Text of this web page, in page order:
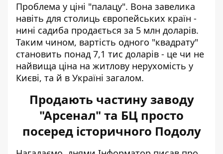
Проблема у ціні "палацу". Вона завелика
навіть для столиць європейських країн -
нині садиба продається за 5 млн доларів.
Таким чином, вартість одного "квадрату"
становить понад 7,1 тис доларів - це чи не
найвища ціна на житлову нерухомість у
Києві, та й в Україні загалом.
Продають частину заводу
"Арсенал" та БЦ просто
посеред історичного Подолу